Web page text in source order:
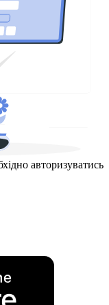
авторизуватись